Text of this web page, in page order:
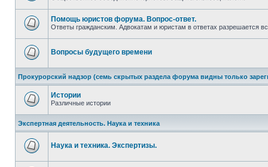
непрочитанных
сообщений
непрочитанных
Помощь юристов форума. Вопрос-ответ.
Ответы гражданским. Адвокатам и юристам в ответах разрешается
непрочитанных
сообщений
Вопросы будущего времени
Прокурорский надзор (семь скрытых раздела форума видны только
непрочитанных
сообщений
Истории
Различные истории
Экспертная деятельность. Наука и техника
непрочитанных
Наука и техника. Экспертизы.